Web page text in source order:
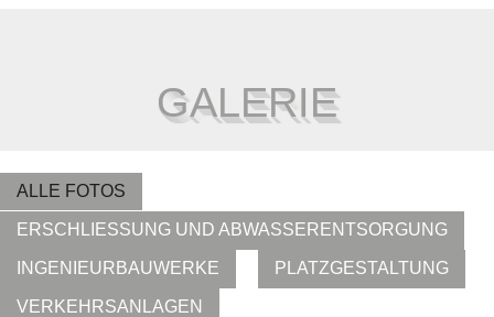
GALERIE
ALL
ERSCHLIESSUNG UND ABWASSERENTSORGUNG
INGENIEURBAUWERKE PLATZGESTALTUNG
VERKEHRSANLAGEN